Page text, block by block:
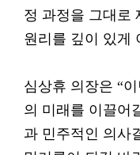
정 과정을 그대로
원리를 깊이 있게
심상휴 의장은 “
의 미래를 이끌어
과 민주적인 의사